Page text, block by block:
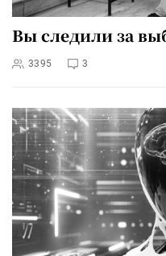
Вы следили за
3395 3